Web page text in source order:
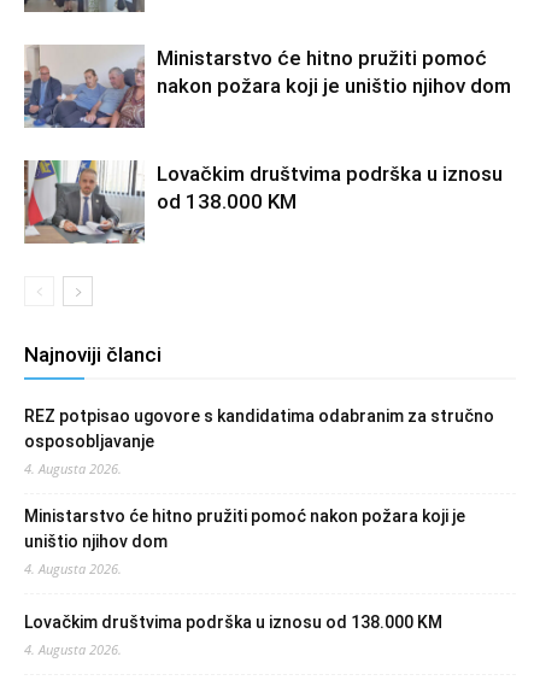
Ministarstvo će hitno pružiti pomoć
nakon požara koji je uništio njihov dom
Lovačkim društvima podrška u iznosu
od 138.000 KM
Najnoviji članci
REZ potpisao ugovore s kandidatima odabranim za stručno
osposobljavanje
4. Augusta 2026.
Ministarstvo će hitno pružiti pomoć nakon požara koji je
uništio njihov dom
4. Augusta 2026.
Lovačkim društvima podrška u iznosu od 138.000 KM
4. Augusta 2026.